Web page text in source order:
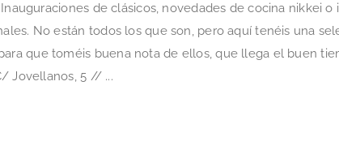
de clásicos, novedades de cocina nikkei o
No están todos los que son, pero aquí tenéis una
que toméis buena nota de ellos, que llega el buen
Jovellanos, 5 // ...